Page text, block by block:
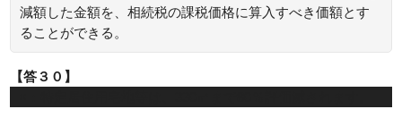
減額した金額を、相続税の課税価格に算入すべき価額とす
ることができる。
【答３０】